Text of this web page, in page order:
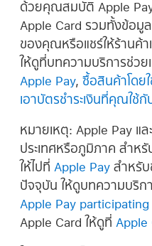
ด้วยคุณสมบัติ Apple Pay
Apple Card รวมทั้งข้อมู
ของคุณหรือแชร์ให้ร้านค้า
ให้ดูที่บทความบริการช่วย
Apple Pay, ซื้อสินค้าโดย
เอาบัตรชำระเงินที่คุณใช้
หมายเหตุ: Apple Pay แล
ประเทศหรือภูมิภาค สำห
ให้ไปที่ Apple Pay สำหรั
ปัจจุบัน ให้ดูบทความบริก
Apple Pay participating
Apple Card ให้ดูที่ Apple